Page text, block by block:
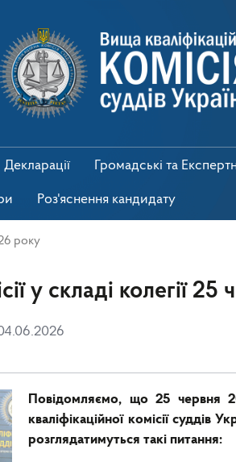
Декларації Громадські та
Роз'яснення кандидату
року
у складі колегії
Повідомляємо, що 25 червня
кваліфікаційної комісії суддів
розглядатимуться такі питання: